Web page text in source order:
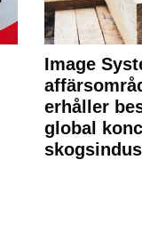
Image
erhåller
global